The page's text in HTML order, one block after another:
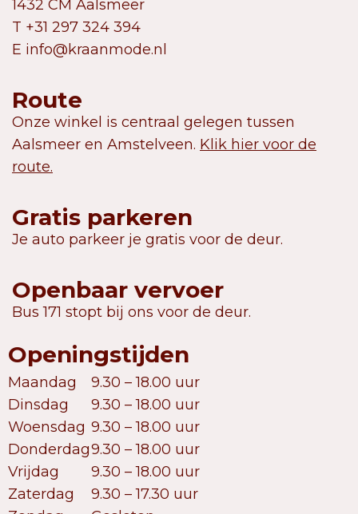
1432 CM Aalsmeer
T +31 297 324 394
E info@kraanmode.nl
Route
Onze winkel is centraal gelegen tussen
Aalsmeer en Amstelveen. Klik hier voor de
route.
Gratis parkeren
Je auto parkeer je gratis voor de deur.
Openbaar vervoer
Bus 171 stopt bij ons voor de deur.
Openingstijden
Maandag
9.30 – 18.00 uur
Dinsdag
9.30 – 18.00 uur
Woensdag 9.30 – 18.00 uur
Donderdag9.30 – 18.00 uur
Vrijdag
9.30 – 18.00 uur
Zaterdag
9.30 – 17.30 uur